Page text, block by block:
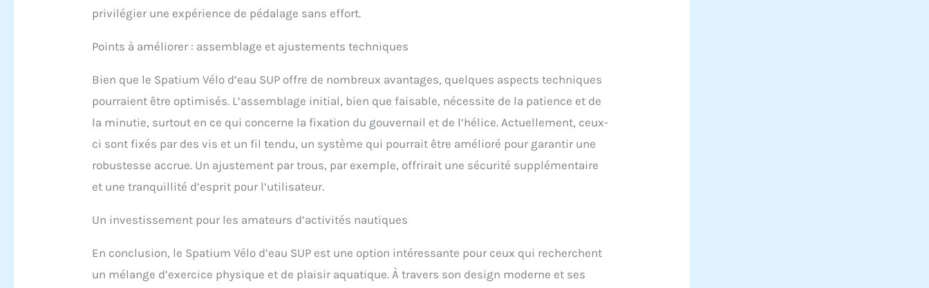
privilégier une expérience de pédalage sans effort.
Points à améliorer : assemblage et ajustements techniques
Bien que le Spatium Vélo d’eau SUP offre de nombreux avantages, quelques aspects techniques
pourraient être optimisés. L’assemblage initial, bien que faisable, nécessite de la patience et de
la minutie, surtout en ce qui concerne la fixation du gouvernail et de l’hélice. Actuellement, ceux-
ci sont fixés par des vis et un fil tendu, un système qui pourrait être amélioré pour garantir une
robustesse accrue. Un ajustement par trous, par exemple, offrirait une sécurité supplémentaire
et une tranquillité d’esprit pour l’utilisateur.
Un investissement pour les amateurs d’activités nautiques
En conclusion, le Spatium Vélo d’eau SUP est une option intéressante pour ceux qui recherchent
un mélange d’exercice physique et de plaisir aquatique. À travers son design moderne et ses